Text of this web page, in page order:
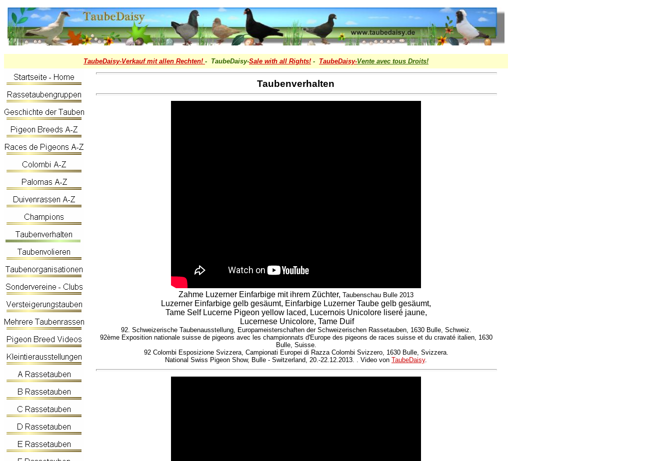
TaubeDaisy-Verkauf mit allen Rechten! - TaubeDaisy-Sale with all Rights! - TaubeDaisy-Vente avec tous Droits!
Taubenverhalten
Zahme Luzerner Einfarbige mit ihrem Züchter, Taubenschau Bulle 2013
Luzerner Einfarbige gelb gesäumt, Einfarbige Luzerner Taube gelb gesäumt,
Tame Self Lucerne Pigeon yellow laced, Lucernois Unicolore liseré jaune,
Lucernese Unicolore, Tame Duif
92. Schweizerische Taubenausstellung, Europameisterschaften der Schweizerischen Rassetauben, 1630 Bulle, Schweiz.
92ème Exposition nationale suisse de pigeons avec les championnats d'Europe des pigeons de races suisse et du cravaté italien, 1630
Bulle, Suisse.
92 Colombi Esposizione Svizzera, Campionati Europei di Razza Colombi Svizzero, 1630 Bulle, Svizzera.
National Swiss Pigeon Show, Bulle - Switzerland, 20.-22.12.2013. . Video von TaubeDaisy.